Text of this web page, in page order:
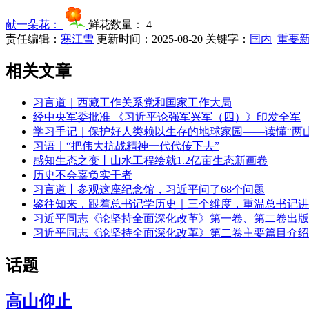
献一朵花： 鲜花数量： 4
责任编辑： 寒江雪 更新时间：2025-08-20 关键字： 国内 重要
相关文章
习言道｜西藏工作关系党和国家工作大局
经中央军委批准 《习近平论强军兴军（四）》印发全军
学习手记｜保护好人类赖以生存的地球家园——读懂“两
习语｜“把伟大抗战精神一代代传下去”
感知生态之变丨山水工程绘就1.2亿亩生态新画卷
历史不会辜负实干者
习言道丨参观这座纪念馆，习近平问了68个问题
鉴往知来，跟着总书记学历史｜三个维度，重温总书记
习近平同志《论坚持全面深化改革》第一卷、第二卷出版
习近平同志《论坚持全面深化改革》第二卷主要篇目介绍
话题
高山仰止